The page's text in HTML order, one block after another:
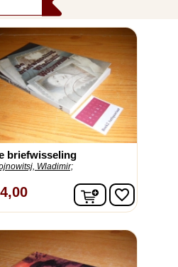
briefwisseling
Wladimir;
Infavorite_border